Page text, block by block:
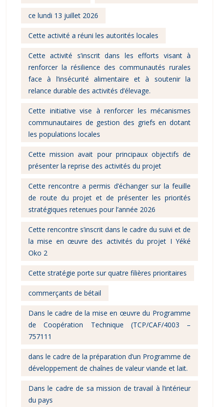
ce lundi 13 juillet 2026
Cette activité a réuni les autorités locales
Cette activité s’inscrit dans les efforts visant à
renforcer la résilience des communautés rurales
face à l’insécurité alimentaire et à soutenir la
relance durable des activités d’élevage.
Cette initiative vise à renforcer les mécanismes
communautaires de gestion des griefs en dotant
les populations locales
Cette mission avait pour principaux objectifs de
présenter la reprise des activités du projet
Cette rencontre a permis d’échanger sur la feuille
de route du projet et de présenter les priorités
stratégiques retenues pour l’année 2026
Cette rencontre s’inscrit dans le cadre du suivi et de
la mise en œuvre des activités du projet I Yéké
Oko 2
Cette stratégie porte sur quatre filières prioritaires
commerçants de bétail
Dans le cadre de la mise en œuvre du Programme
de Coopération Technique (TCP/CAF/4003 –
757111
dans le cadre de la préparation d’un Programme de
développement de chaînes de valeur viande et lait.
Dans le cadre de sa mission de travail à l’intérieur
du pays